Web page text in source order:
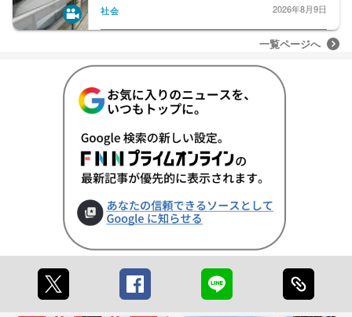
社会 2026年8月9日
一覧ページへ